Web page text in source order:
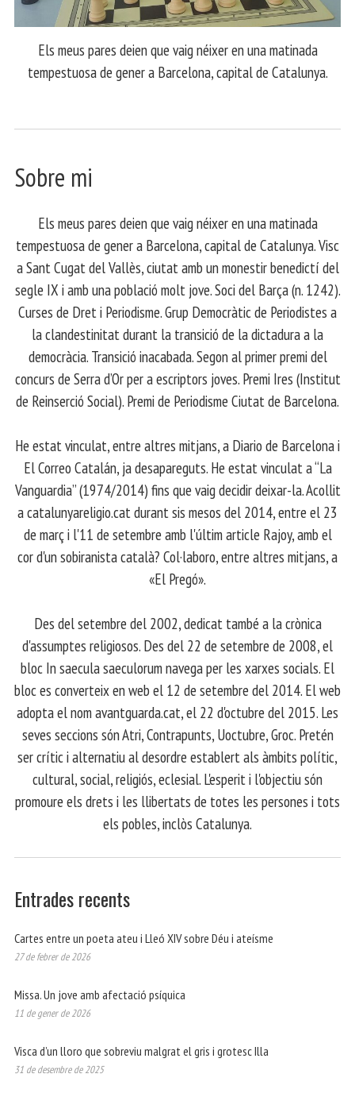
Els meus pares deien que vaig néixer en una matinada
tempestuosa de gener a Barcelona, capital de Catalunya.
Sobre mi
Els meus pares deien que vaig néixer en una matinada
tempestuosa de gener a Barcelona, capital de Catalunya. Visc
a Sant Cugat del Vallès, ciutat amb un monestir benedictí del
segle IX i amb una població molt jove. Soci del Barça (n. 1242).
Curses de Dret i Periodisme. Grup Democràtic de Periodistes a
la clandestinitat durant la transició de la dictadura a la
democràcia. Transició inacabada. Segon al primer premi del
concurs de Serra d’Or per a escriptors joves. Premi Ires (Institut
de Reinserció Social). Premi de Periodisme Ciutat de Barcelona.
​ He estat vinculat, entre altres mitjans, a Diario de Barcelona i
El Correo Catalán, ja desapareguts. He estat vinculat a “La
Vanguardia” (1974/2014) fins que vaig decidir deixar-la. Acollit
a catalunyareligio.cat durant sis mesos del 2014, entre el 23
de març i l'11 de setembre amb l'últim article Rajoy, amb el
cor d'un sobiranista català? Col·laboro, entre altres mitjans, a
«El Pregó».
​ Des del setembre del 2002, dedicat també a la crònica
d'assumptes religiosos. Des del 22 de setembre de 2008, el
bloc In saecula saeculorum navega per les xarxes socials. El
bloc es converteix en web el 12 de setembre del 2014. El web
adopta el nom avantguarda.cat, el 22 d'octubre del 2015. Les
seves seccions són Atri, Contrapunts, Uoctubre, Groc. Pretén
ser crític i alternatiu al desordre establert als àmbits polític,
cultural, social, religiós, eclesial. L'esperit i l'objectiu són
promoure els drets i les llibertats de totes les persones i tots
els pobles, inclòs Catalunya.
Entrades recents
Cartes entre un poeta ateu i Lleó XIV sobre Déu i ateísme
27 de febrer de 2026
Missa. Un jove amb afectació psíquica
11 de gener de 2026
Visca d’un lloro que sobreviu malgrat el gris i grotesc Illa
31 de desembre de 2025